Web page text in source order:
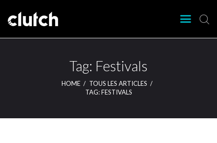
Tag: Festivals
HOME
TOUS LES ARTICLES
TAG: FESTIVALS
Clutch Webzine
Agenda
Nos éditions
Magazine
Lieux